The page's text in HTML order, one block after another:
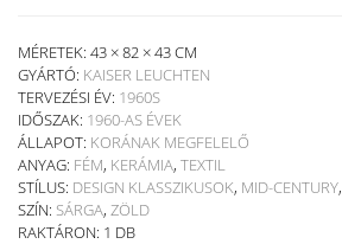
MÉRETEK: 43 × 82 × 43 CM
GYÁRTÓ: KAISER LEUCHTEN
TERVEZÉSI ÉV: 1960S
IDŐSZAK: 1960-AS ÉVEK
ÁLLAPOT: KORÁNAK MEGFELELŐ
ANYAG: FÉM, KERÁMIA, TEXTIL
STÍLUS: DESIGN KLASSZIKUSOK, MID-CENTURY,
SZÍN: SÁRGA, ZÖLD
RAKTÁRON: 1 DB